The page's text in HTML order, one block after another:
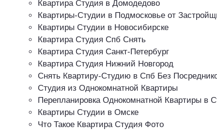
Квартира Студия в Домодедово
Квартиры-Студии в Подмосковье от
Квартиры Студии в Новосибирске
Квартира Студия Спб Снять
Квартира Студия Санкт-Петербург
Квартира Студия Нижний Новгород
Снять Квартиру-Студию в Спб Без
Студия из Однокомнатной Квартиры
Перепланировка Однокомнатной Квартиры в
Квартиры Студии в Омске
Что Такое Квартира Студия Фото